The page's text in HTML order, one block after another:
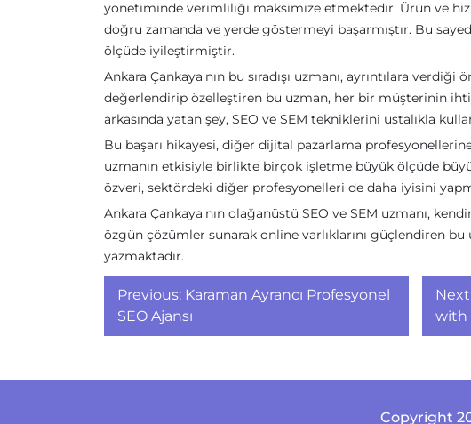
yönetiminde verimliliği maksimize etmektedir. Ürün ve
doğru zamanda ve yerde göstermeyi başarmıştır. Bu
ölçüde iyileştirmiştir.
Ankara Çankaya'nın bu sıradışı uzmanı, ayrıntılara
değerlendirip özelleştiren bu uzman, her bir müşterinin
arkasında yatan şey, SEO ve SEM tekniklerini ustalıkla
Bu başarı hikayesi, diğer dijital pazarlama
uzmanın etkisiyle birlikte birçok işletme büyük ölçüde
özveri, sektördeki diğer profesyonelleri de daha iyisini
Ankara Çankaya'nın olağanüstü SEO ve SEM uzmanı,
özgün çözümler sunarak online varlıklarını güçlendiren bu
yazmaktadır.
Yazı
gezinmesi
Previous: Karaman Ayrancı Profesyonel
SEO Ajansı
with
Copyright